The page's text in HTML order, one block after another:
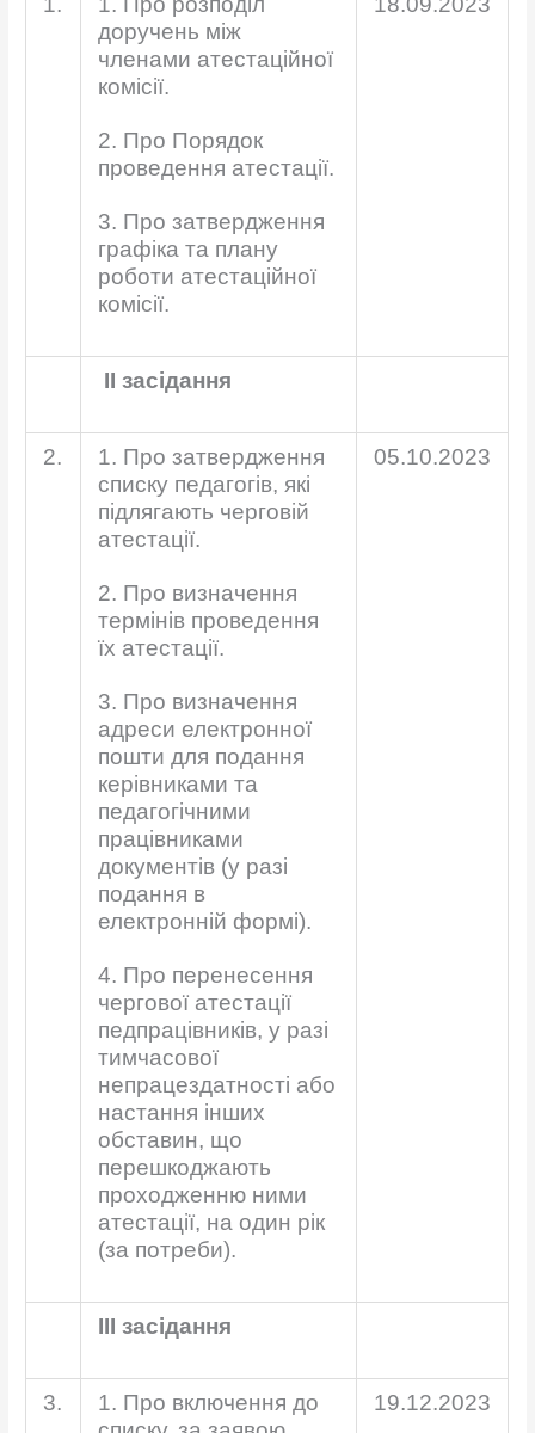
доручень між
членами атестаційної
комісії.
2. Про Порядок
проведення атестації.
3. Про затвердження
графіка та плану
роботи атестаційної
комісії.
ІІ засідання
2.
1. Про затвердження
списку педагогів, які
підлягають черговій
атестації.
2. Про визначення
термінів проведення
їх атестації.
3. Про визначення
адреси електронної
пошти для подання
керівниками та
педагогічними
працівниками
документів (у разі
подання в
електронній формі).
4. Про перенесення
чергової атестації
педпрацівників, у разі
тимчасової
непрацездатності або
настання інших
обставин, що
перешкоджають
проходженню ними
атестації, на один рік
(за потреби).
05.10.2023
ІІІ засідання
3.
1. Про включення до
19.12.2023